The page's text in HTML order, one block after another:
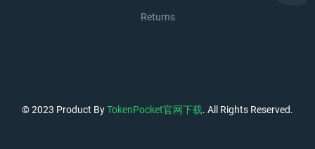
Returns
© 2023 Product ByTokenPocket官网下载. All Rights Reserved.